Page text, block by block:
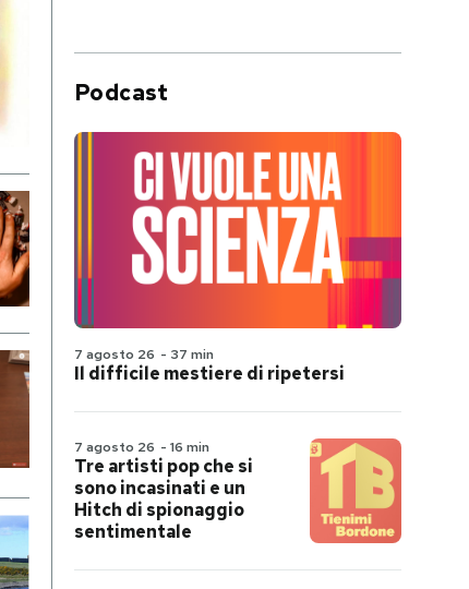
Podcast
7 agosto 26 - 37 min
Il difficile mestiere di ripetersi
7 agosto 26 - 16 min
Tre artisti pop che si
sono incasinati e un
Hitch di spionaggio
sentimentale